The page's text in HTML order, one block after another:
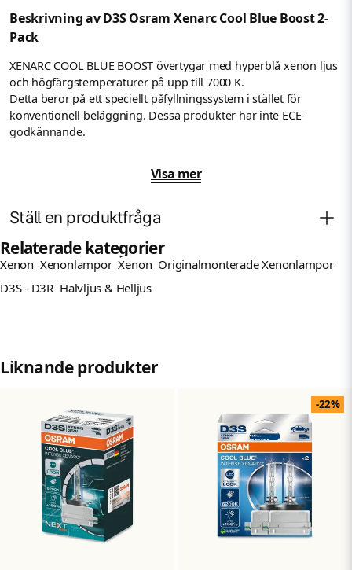
Beskrivning av D3S Osram Xenarc Cool Blue Boost 2-
Pack
XENARC COOL BLUE BOOST övertygar med hyperblå xenon ljus
och högfärgstemperaturer på upp till 7000 K.
Detta beror på ett speciellt påfyllningssystem i stället för
konventionell beläggning. Dessa produkter har inte ECE-
godkännande.
Detaljer:
Effekt: 35 W
Spänning: 12/24v
Färgtemperatur: upp till 7000k
Visa mer
Ställ en produktfråga
question
Fråga oss något om denna produkten...
Mejladress
Ja, ni får publicera min fråga
Relaterade kategorier
Xenon Xenonlampor Xenon Originalmonterade Xenonlampor
D3S - D3R Halvljus & Helljus
Liknande produkter
-22%